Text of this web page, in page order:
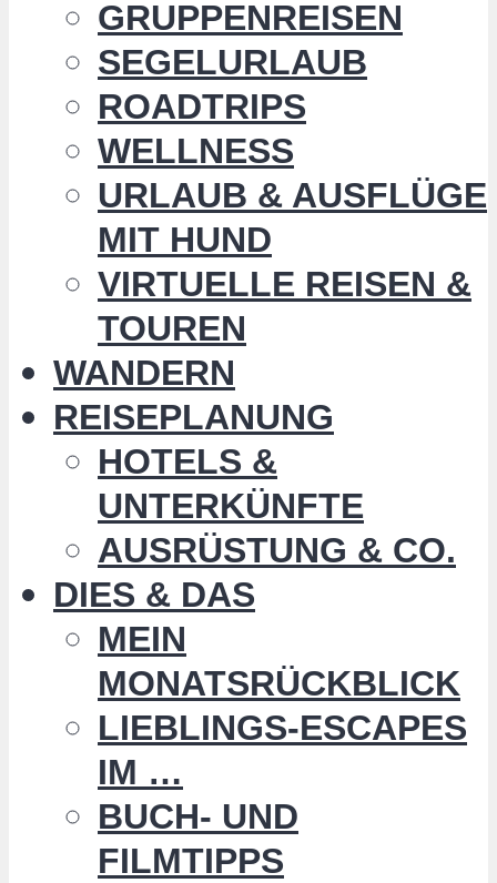
GRUPPENREISEN
SEGELURLAUB
ROADTRIPS
WELLNESS
URLAUB & AUSFLÜGE
MIT HUND
VIRTUELLE REISEN &
TOUREN
WANDERN
REISEPLANUNG
HOTELS &
UNTERKÜNFTE
AUSRÜSTUNG & CO.
DIES & DAS
MEIN
MONATSRÜCKBLICK
LIEBLINGS-ESCAPES
IM …
BUCH- UND
FILMTIPPS